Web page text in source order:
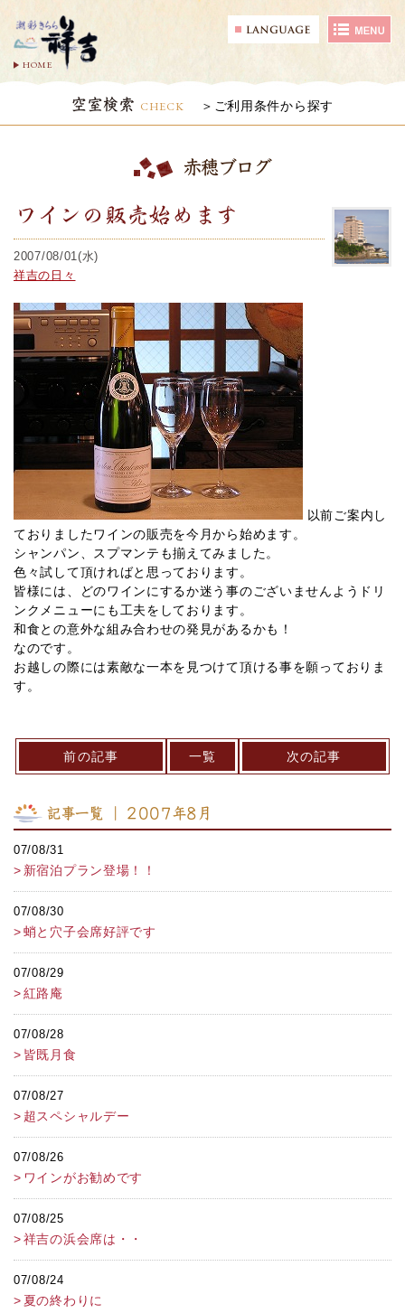
HOME
空室検索 CHECK ご利用条件から探す
赤穂ブログ
ワインの販売始めます
2007/08/01(水)
祥吉の日々
以前ご案内し
ておりましたワインの販売を今月から始めます。
シャンパン、スプマンテも揃えてみました。
色々試して頂ければと思っております。
皆様には、どのワインにするか迷う事のございませんようドリ
ンクメニューにも工夫をしております。
和食との意外な組み合わせの発見があるかも！
なのです。
お越しの際には素敵な一本を見つけて頂ける事を願っておりま
す。
前の記事 一覧 次の記事
記事一覧 ｜ 2007年8月
07/08/31
新宿泊プラン登場！！
07/08/30
蛸と穴子会席好評です
07/08/29
紅路庵
07/08/28
皆既月食
07/08/27
超スペシャルデー
07/08/26
ワインがお勧めです
07/08/25
祥吉の浜会席は・・
07/08/24
夏の終わりに